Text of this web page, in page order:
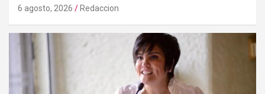
6 agosto, 2026 Redaccion